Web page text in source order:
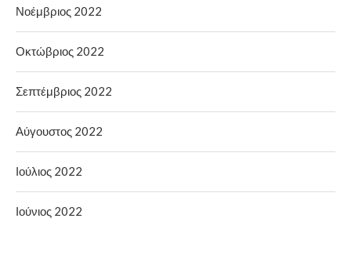
Νοέμβριος 2022
Οκτώβριος 2022
Σεπτέμβριος 2022
Αύγουστος 2022
Ιούλιος 2022
Ιούνιος 2022